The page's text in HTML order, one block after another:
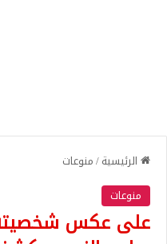
الرئيسية/منوعات
منوعات
على عكس شخصيته